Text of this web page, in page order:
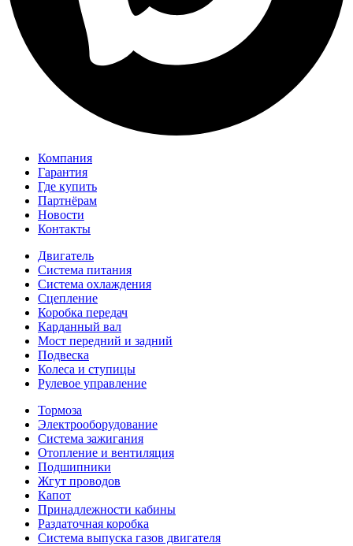
Компания
Гарантия
Где купить
Партнёрам
Новости
Контакты
Двигатель
Система питания
Система охлаждения
Сцепление
Коробка передач
Карданный вал
Мост передний и задний
Подвеска
Колеса и ступицы
Рулевое управление
Тормоза
Электрооборудование
Система зажигания
Отопление и вентиляция
Подшипники
Жгут проводов
Капот
Принадлежности кабины
Раздаточная коробка
Система выпуска газов двигателя